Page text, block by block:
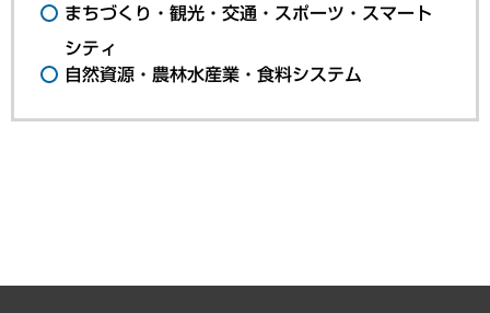
まちづくり・観光・交通・スポーツ・スマート
シティ
自然資源・農林水産業・食料システム